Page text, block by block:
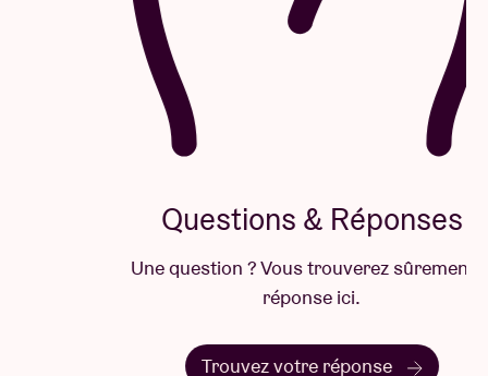
Questions & Réponses
Une question ? Vous trouverez sûrement la
réponse ici.
Trouvez votre réponse